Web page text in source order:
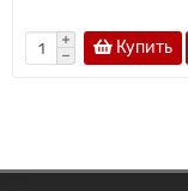
Купить